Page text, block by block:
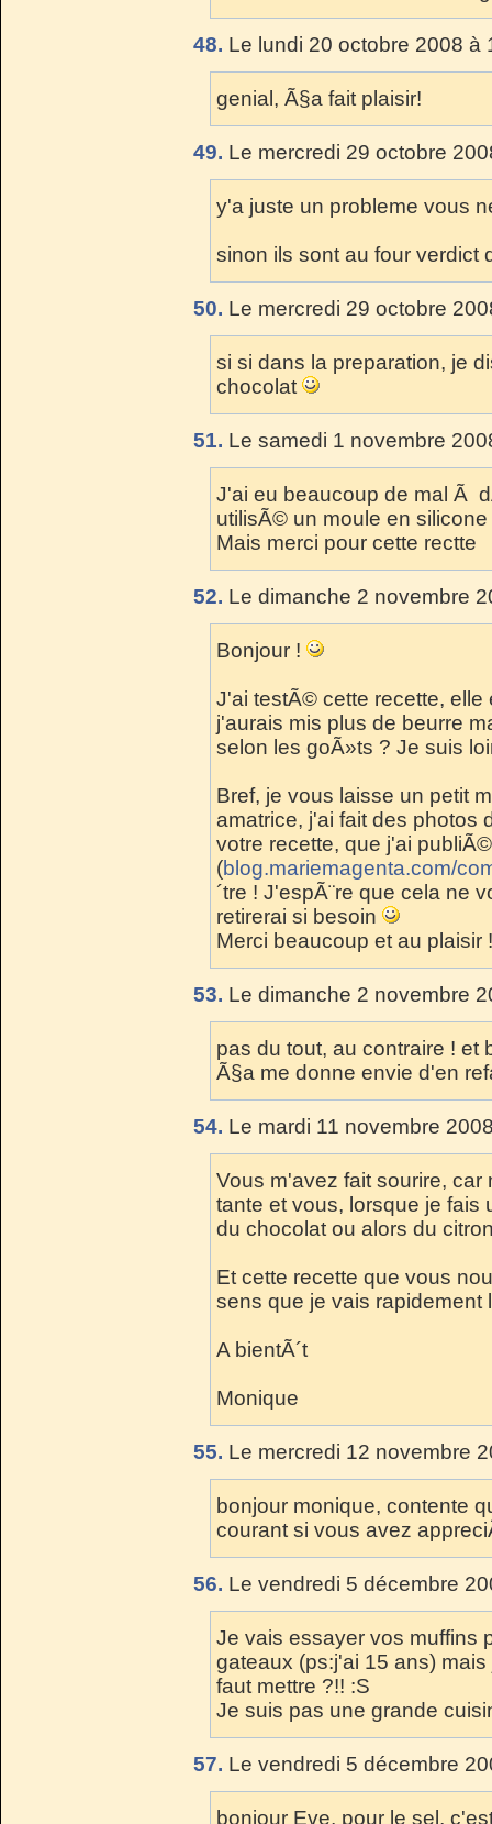
48. Le lundi 20 octobre 2008 à
genial, Ã§a fait plaisir!
49. Le mercredi 29 octobre
y'a juste un probleme vous
sinon ils sont au four verdict
50. Le mercredi 29 octobre
si si dans la preparation, je
chocolat
51. Le samedi 1 novembre
J'ai eu beaucoup de mal Ã
utilisÃ© un moule en silicone
Mais merci pour cette rectte
52. Le dimanche 2 novembre
Bonjour !
J'ai testÃ© cette recette, elle
j'aurais mis plus de beurre
selon les goÃ»ts ? Je suis
Bref, je vous laisse un petit
amatrice, j'ai fait des photos
votre recette, que j'ai
(blog.mariemagenta.com/
´tre ! J'espÃ¨re que cela ne
retirerai si besoin
Merci beaucoup et au plaisir !
53. Le dimanche 2 novembre
pas du tout, au contraire ! et
Ã§a me donne envie d'en
54. Le mardi 11 novembre
Vous m'avez fait sourire,
tante et vous, lorsque je fais
du chocolat ou alors du
Et cette recette que vous
sens que je vais rapidement
A bientÃ´t
Monique
55. Le mercredi 12 novembre
bonjour monique, contente
courant si vous avez
56. Le vendredi 5 décembre
Je vais essayer vos muffins
gateaux (ps:j'ai 15 ans)
faut mettre ?!! :S
Je suis pas une grande
57. Le vendredi 5 décembre
bonjour Eve, pour le sel,